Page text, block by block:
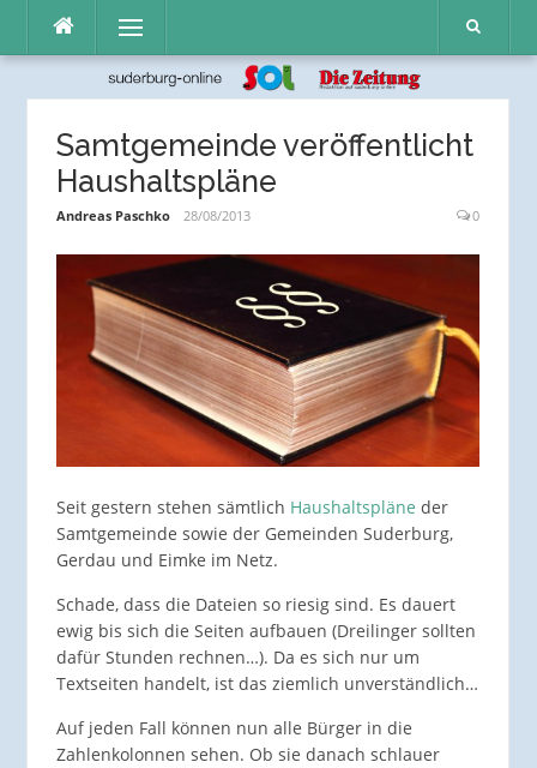
Inhalt
Menü
Samtgemeinde veröffentlicht
Haushaltspläne
Andreas Paschko 28/08/2013 0
Seit gestern stehen sämtlich Haushaltspläne der
Samtgemeinde sowie der Gemeinden Suderburg,
Gerdau und Eimke im Netz.
Schade, dass die Dateien so riesig sind. Es dauert
ewig bis sich die Seiten aufbauen (Dreilinger sollten
dafür Stunden rechnen…). Da es sich nur um
Textseiten handelt, ist das ziemlich unverständlich…
Auf jeden Fall können nun alle Bürger in die
Zahlenkolonnen sehen. Ob sie danach schlauer